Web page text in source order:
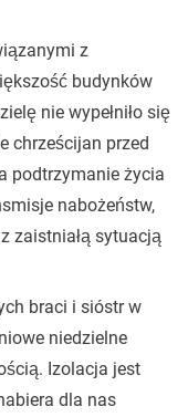
z
budynków
nie wypełniło się
chrześcijan przed
podtrzymanie życia
nabożeństw,
zaistniałą sytuacją
braci i sióstr w
niedzielne
Izolacja jest
dla nas